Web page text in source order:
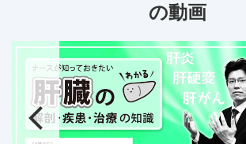
の動画